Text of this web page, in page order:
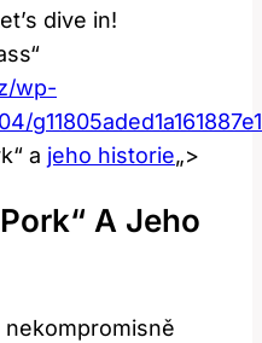
dive​ in!
wp-
a jeho historie„>
A Jeho
nekompromisně